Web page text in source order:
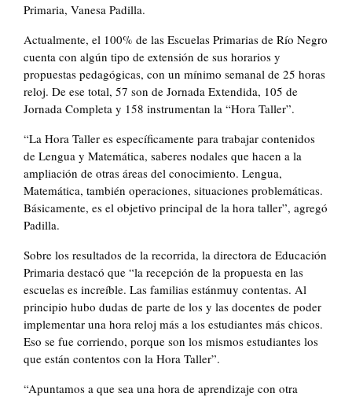
Primaria, Vanesa Padilla.
Actualmente, el 100% de las Escuelas Primarias de Río Negro
cuenta con algún tipo de extensión de sus horarios y
propuestas pedagógicas, con un mínimo semanal de 25 horas
reloj. De ese total, 57 son de Jornada Extendida, 105 de
Jornada Completa y 158 instrumentan la “Hora Taller”.
“La Hora Taller es específicamente para trabajar contenidos
de Lengua y Matemática, saberes nodales que hacen a la
ampliación de otras áreas del conocimiento. Lengua,
Matemática, también operaciones, situaciones problemáticas.
Básicamente, es el objetivo principal de la hora taller”, agregó
Padilla.
Sobre los resultados de la recorrida, la directora de Educación
Primaria destacó que “la recepción de la propuesta en las
escuelas es increíble. Las familias estánmuy contentas. Al
principio hubo dudas de parte de los y las docentes de poder
implementar una hora reloj más a los estudiantes más chicos.
Eso se fue corriendo, porque son los mismos estudiantes los
que están contentos con la Hora Taller”.
“Apuntamos a que sea una hora de aprendizaje con otra